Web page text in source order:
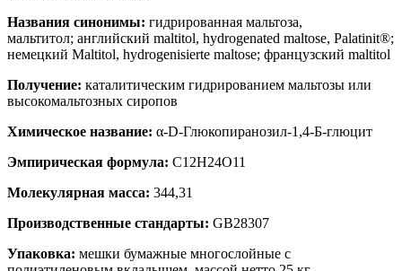
Названия синонимы: гидрированная мальтоза,
мальтитол; английский maltitol, hydrogenated maltose, Palatinit®;
немецкий Maltitol, hydrogenisierte maltose; французский maltitol
Получение: каталитическим гидрированием мальтозы или
высокомальтозных сиропов
Химическое название: α-D-Глюкопиранозил-1,4-Б-глюцит
Эмпирическая формула: C12H24O11
Молекулярная масса: 344,31
Производственные стандарты: GB28307
Упаковка: мешки бумажные многослойные с